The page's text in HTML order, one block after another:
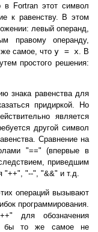
в Fortran этот символ
к равенству. В этом
левый операнд,
правому операнду,
самое, чтоy = x . В
простого решения:
знака равенства для
придиркой. Но
является
другой символ
Сравнение на
"==" (впервые в
приведшим
"++", "--", "&&" и т.д.
операций вызывают
программирования.
для обозначения
бы то же самое не